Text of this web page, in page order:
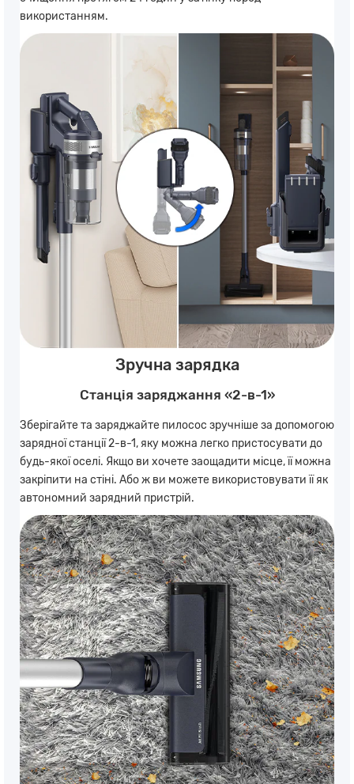
використанням.
Зручна зарядка
Станція заряджання «2-в-1»
Зберігайте та заряджайте пилосос зручніше за допомогою
зарядної станції 2-в-1, яку можна легко пристосувати до
будь-якої оселі. Якщо ви хочете заощадити місце, її можна
закріпити на стіні. Або ж ви можете використовувати її як
автономний зарядний пристрій.